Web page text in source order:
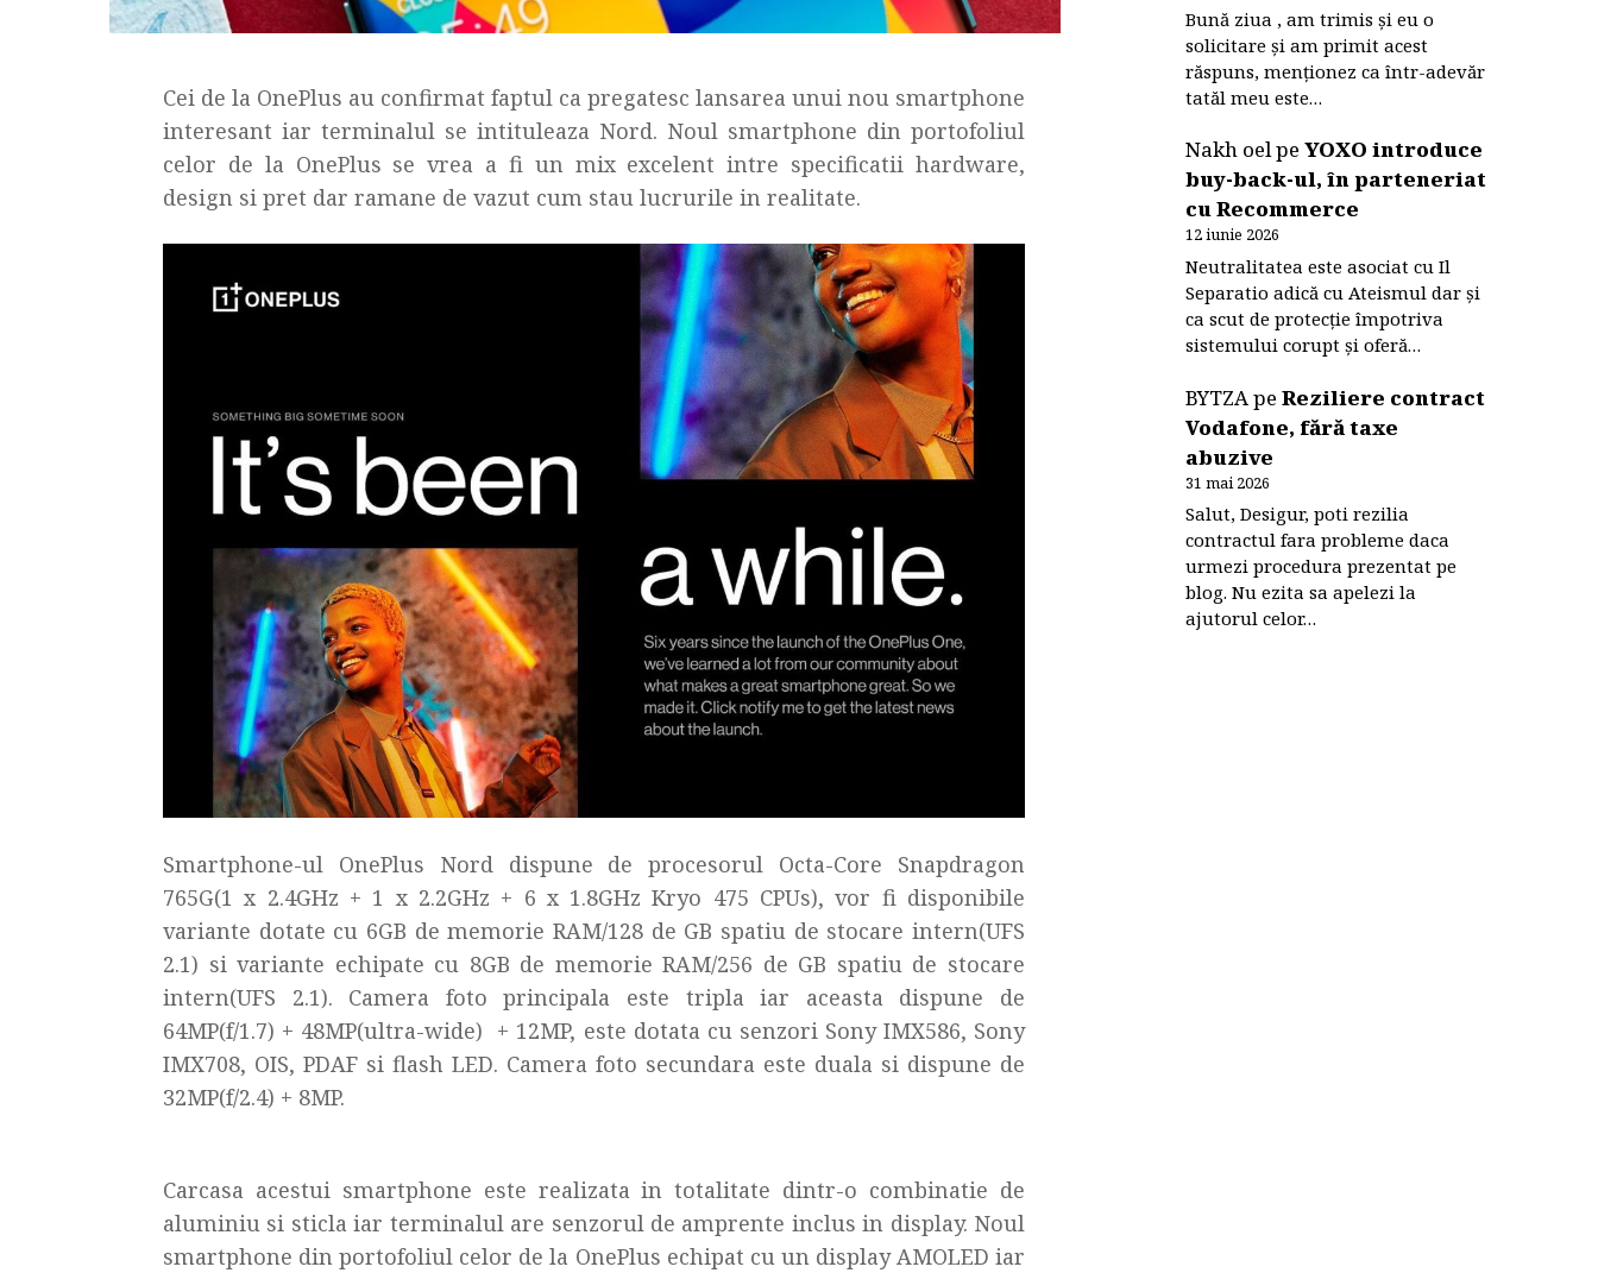
Cei de la OnePlus au confirmat faptul ca pregatesc lansarea unui nou smartphone
interesant iar terminalul se intituleaza Nord. Noul smartphone din portofoliul
celor de la OnePlus se vrea a fi un mix excelent intre specificatii hardware,
design si pret dar ramane de vazut cum stau lucrurile in realitate.
Smartphone-ul OnePlus Nord dispune de procesorul Octa-Core Snapdragon
765G(1 x 2.4GHz + 1 x 2.2GHz + 6 x 1.8GHz Kryo 475 CPUs), vor fi disponibile
variante dotate cu 6GB de memorie RAM/128 de GB spatiu de stocare intern(UFS
2.1) si variante echipate cu 8GB de memorie RAM/256 de GB spatiu de stocare
intern(UFS 2.1). Camera foto principala este tripla iar aceasta dispune de
64MP(f/1.7) + 48MP(ultra-wide) + 12MP, este dotata cu senzori Sony IMX586, Sony
IMX708, OIS, PDAF si flash LED. Camera foto secundara este duala si dispune de
32MP(f/2.4) + 8MP.
Carcasa acestui smartphone este realizata in totalitate dintr-o combinatie de
aluminiu si sticla iar terminalul are senzorul de amprente inclus in display. Noul
smartphone din portofoliul celor de la OnePlus echipat cu un display AMOLED iar
Bună ziua , am trimis și eu o
solicitare și am primit acest
răspuns, menționez ca într-adevăr
tatăl meu este…
Nakh oelpeYOXO introduce
buy-back-ul, în parteneriat
cu Recommerce
12 iunie 2026
Neutralitatea este asociat cu Il
Separatio adică cu Ateismul dar și
ca scut de protecție împotriva
sistemului corupt și oferă…
BYTZApeReziliere contract
Vodafone, fără taxe
abuzive
31 mai 2026
Salut, Desigur, poti rezilia
contractul fara probleme daca
urmezi procedura prezentat pe
blog. Nu ezita sa apelezi la
ajutorul celor…